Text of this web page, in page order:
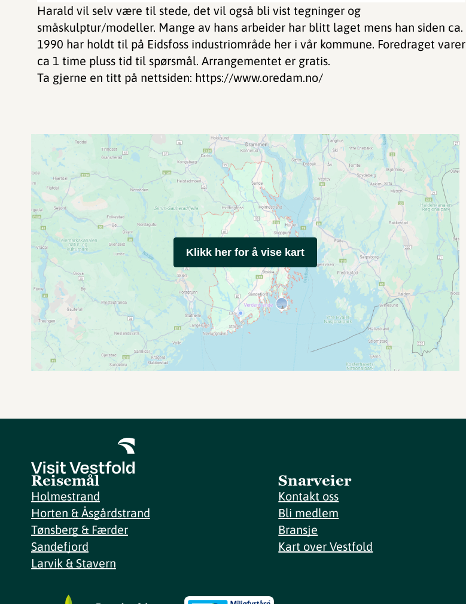
Harald vil selv være til stede, det vil også bli vist tegninger og
småskulptur/modeller. Mange av hans arbeider har blitt laget mens han siden ca.
1990 har holdt til på Eidsfoss industriområde her i vår kommune. Foredraget varer
ca 1 time pluss tid til spørsmål. Arrangementet er gratis.
Ta gjerne en titt på nettsiden: https://www.oredam.no/
Klikk her for å vise kart
Reisemål
Holmestrand
Horten & Åsgårdstrand
Tønsberg & Færder
Sandefjord
Larvik & Stavern
Snarveier
Kontakt oss
Bli medlem
Bransje
Kart over Vestfold